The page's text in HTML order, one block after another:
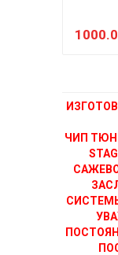
ЧИП
СИСТЕМЫ